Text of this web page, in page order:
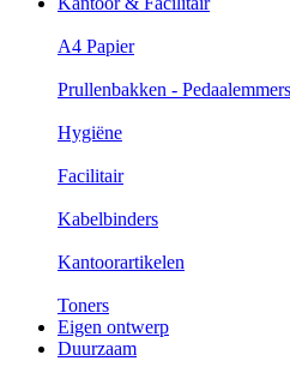
A4 Papier
Prullenbakken - Pedaalemmers
Hygiëne
Facilitair
Kabelbinders
Kantoorartikelen
Toners
Eigen ontwerp
Duurzaam